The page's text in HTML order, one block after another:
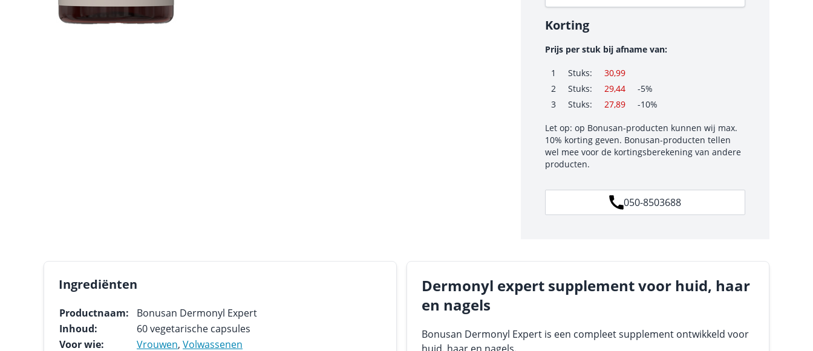
Korting
Prijs per stuk bij afname van:
1 Stuks:
30,99
2
Stuks: 29,44
-5%
3
Stuks: 27,89 -10%
Let op: op Bonusan-producten kunnen wij max.
10% korting geven. Bonusan-producten tellen
wel mee voor de kortingsberekening van andere
producten.
050-8503688
Ingrediënten
Productnaam:
Bonusan Dermonyl Expert
Inhoud:
60 vegetarische capsules
Voor wie:
Vrouwen, Volwassenen
Dermonyl expert supplement voor huid, haar
en nagels
Bonusan Dermonyl Expert is een compleet supplement ontwikkeld voor